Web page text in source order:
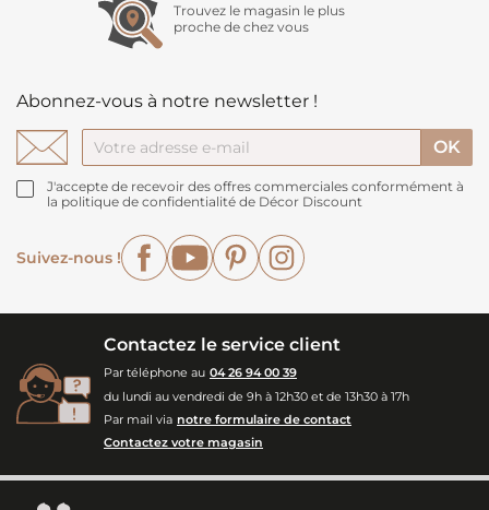
Trouvez le magasin le plus
proche de chez vous
Abonnez-vous à notre newsletter !
J'accepte de recevoir des offres commerciales conformément à
la politique de confidentialité de Décor Discount
Suivez-nous !
FacebookYouTubePinterest
Contactez le service client
Par téléphone au 04 26 94 00 39
du lundi au vendredi de 9h à 12h30 et de 13h30 à 17h
Par mail via notre formulaire de contact
Contactez votre magasin